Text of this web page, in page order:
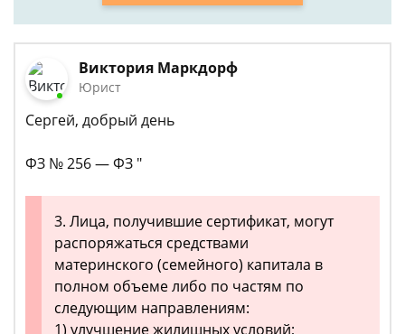
Виктория Маркдорф
Юрист
Сергей, добрый день
ФЗ № 256 — ФЗ "
3. Лица, получившие сертификат, могут
распоряжаться средствами
материнского (семейного) капитала в
полном объеме либо по частям по
следующим направлениям:
1) улучшение жилищных условий;